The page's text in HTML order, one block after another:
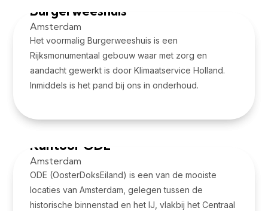
Burgerweeshuis
Amsterdam
Het voormalig Burgerweeshuis is een
Rijksmonumentaal gebouw waar met zorg en
aandacht gewerkt is door Klimaatservice Holland.
Inmiddels is het pand bij ons in onderhoud.
Kantoor ODE
Amsterdam
ODE (OosterDoksEiland) is een van de mooiste
locaties van Amsterdam, gelegen tussen de
historische binnenstad en het IJ, vlakbij het Centraal